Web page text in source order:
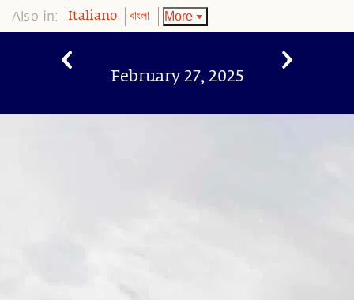
Also in: Italiano বাংলা More
February 27, 2025